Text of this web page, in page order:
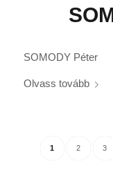
SOMODY Péter
Olvass tovább
1 2 3